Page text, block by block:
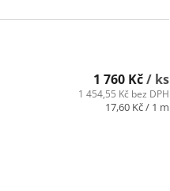
1 760 Kč/ ks
1 454,55 Kč bez DPH
Měrná
17,60 Kč / 1 m